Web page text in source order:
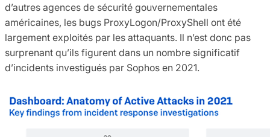
d’autres agences de sécurité gouvernementales
américaines, les bugs ProxyLogon/ProxyShell ont été
largement exploités par les attaquants. Il n’est donc pas
surprenant qu’ils figurent dans un nombre significatif
d’incidents investigués par Sophos en 2021.